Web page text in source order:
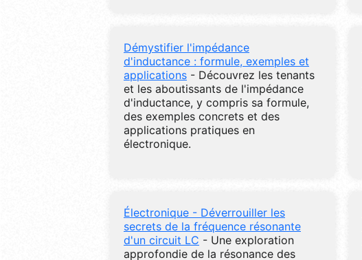
Démystifier l'impédance
d'inductance : formule, exemples et
applications - Découvrez les tenants
et les aboutissants de l'impédance
d'inductance, y compris sa formule,
des exemples concrets et des
applications pratiques en
électronique.
Électronique - Déverrouiller les
secrets de la fréquence résonante
d'un circuit LC - Une exploration
approfondie de la résonance des